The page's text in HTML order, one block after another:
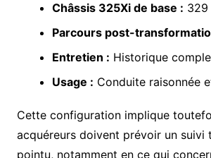
Châssis 325Xi de base : 329
Parcours post-
Entretien : Historique
Usage : Conduite raisonnée
Cette configuration implique
acquéreurs doivent prévoir un suivi
pointu, notamment en ce qui